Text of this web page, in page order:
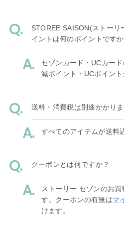
STOREE SAISON(ストーリ
イントは何のポイントですか
セゾンカード・UCカー
滅ポイント・UCポイント
送料・消費税は別途かかり
すべてのアイテムが送料
クーポンとは何ですか？
ストーリー セゾンのお
す。クーポンの有無はマ
けます。